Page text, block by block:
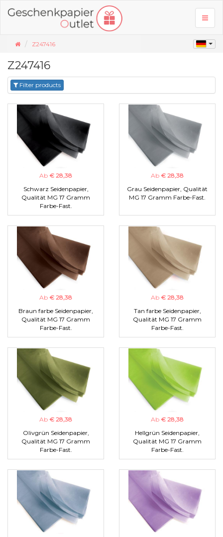
Z247416
Z247416
Filter products
Ab € 28,38
Schwarz Seidenpapier,
Qualität MG 17 Gramm
Farbe-Fast.
Ab € 28,38
Grau Seidenpapier, Qualität
MG 17 Gramm Farbe-Fast.
Ab € 28,38
Braun farbe Seidenpapier,
Qualität MG 17 Gramm
Farbe-Fast.
Ab € 28,38
Tan farbe Seidenpapier,
Qualität MG 17 Gramm
Farbe-Fast.
Ab € 28,38
Olivgrün Seidenpapier,
Qualität MG 17 Gramm
Farbe-Fast.
Ab € 28,38
Hellgrün Seidenpapier,
Qualität MG 17 Gramm
Farbe-Fast.